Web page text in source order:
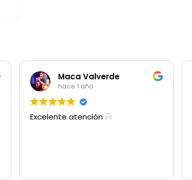
Maca Valverde
hace 1 año
Excelente atención